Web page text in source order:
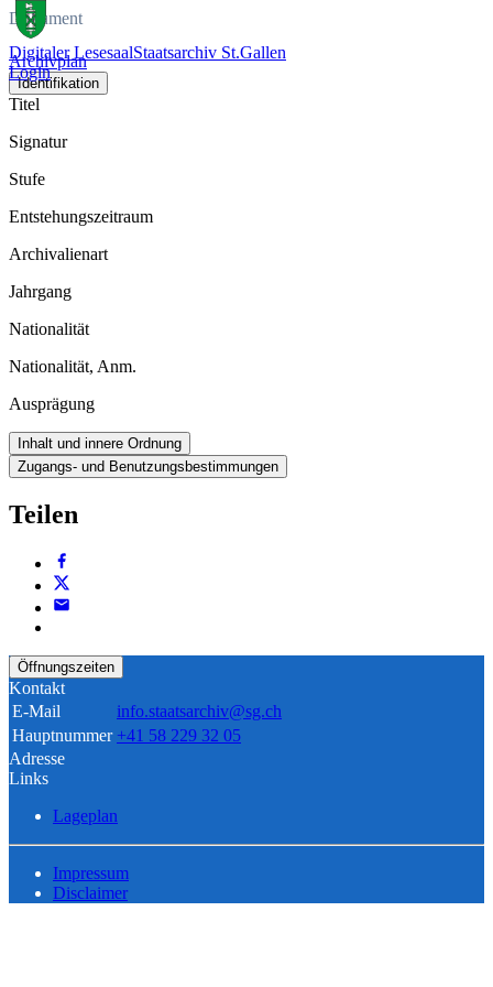
Digitaler LesesaalStaatsarchiv St.Gallen
Login
Dokument
Archivplan
Identifikation
Titel
Signatur
Stufe
Entstehungszeitraum
Archivalienart
Jahrgang
Nationalität
Nationalität, Anm.
Ausprägung
Inhalt und innere Ordnung
Zugangs- und Benutzungsbestimmungen
Teilen
Öffnungszeiten
Kontakt
E-Mail
info.staatsarchiv@sg.ch
Hauptnummer +41 58 229 32 05
Adresse
Links
Lageplan
Impressum
Disclaimer